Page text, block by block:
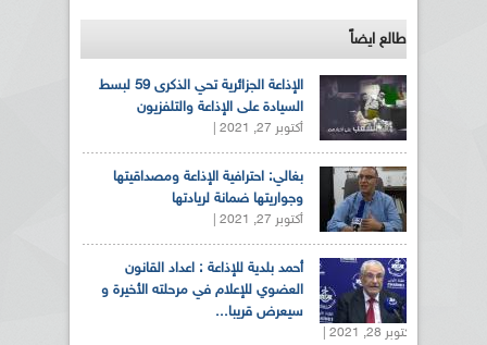
طالع ايضاً
الإذاعة الجزائرية تحي الذكرى 59 لبسط
السيادة على الإذاعة والتلفزيون
أكتوبر 27, 2021 |
بغالي: احترافية الإذاعة ومصداقيتها
وجواريتها ضمانة لريادتها
أكتوبر 27, 2021 |
أحمد بلدية للإذاعة : اعداد القانون
العضوي للإعلام في مرحلته الأخيرة و
سيعرض قريبا...
أكتوبر 28, 2021 |